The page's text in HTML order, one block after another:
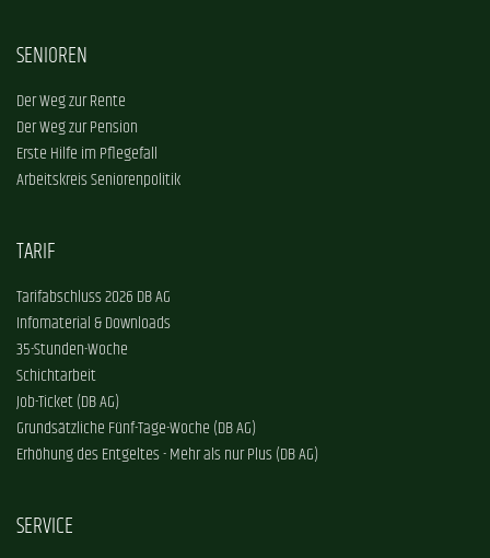
SENIOREN
Der Weg zur Rente
Der Weg zur Pension
Erste Hilfe im Pflegefall
Arbeitskreis Seniorenpolitik
TARIF
Tarifabschluss 2026 DB AG
Infomaterial & Downloads
35-Stunden-Woche
Schichtarbeit
Job-Ticket (DB AG)
Grundsätzliche Fünf-Tage-Woche (DB AG)
Erhöhung des Entgeltes - Mehr als nur Plus (DB AG)
SERVICE